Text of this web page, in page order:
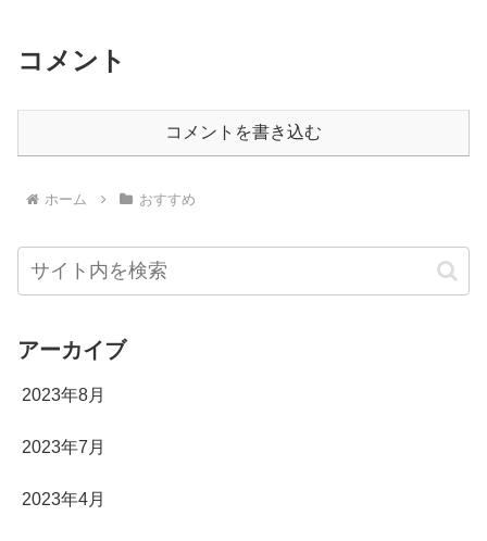
コメント
コメントを書き込む
ホーム おすすめ
アーカイブ
2023年8月
2023年7月
2023年4月